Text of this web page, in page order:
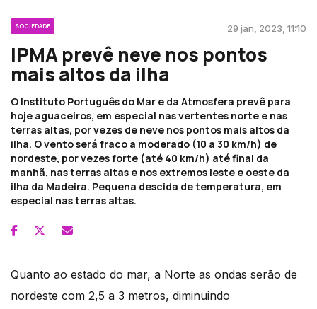
SOCIEDADE 29 jan, 2023, 11:10
IPMA prevê neve nos pontos
mais altos da ilha
O Instituto Português do Mar e da Atmosfera prevê para
hoje aguaceiros, em especial nas vertentes norte e nas
terras altas, por vezes de neve nos pontos mais altos da
ilha. O vento será fraco a moderado (10 a 30 km/h) de
nordeste, por vezes forte (até 40 km/h) até final da
manhã, nas terras altas e nos extremos leste e oeste da
ilha da Madeira. Pequena descida de temperatura, em
especial nas terras altas.
Quanto ao estado do mar, a Norte as ondas serão de
nordeste com 2,5 a 3 metros, diminuindo